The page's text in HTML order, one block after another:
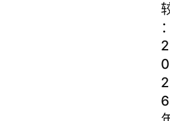
2
0
2
6